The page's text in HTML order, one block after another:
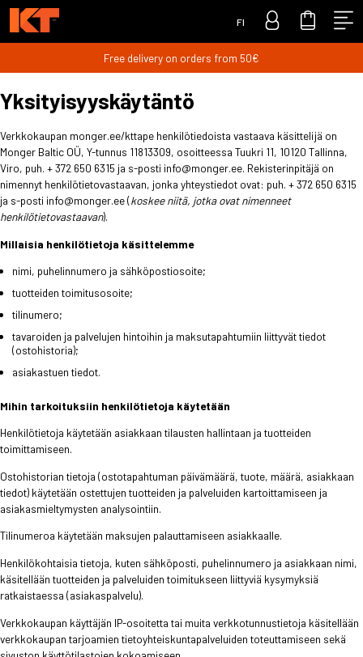
FI
Free delivery on orders from 50€
Yksityisyyskäytäntö
Verkkokaupan monger.ee/kttape henkilötiedoista vastaava käsittelijä on
Monger Baltic OÜ, Y-tunnus 11813309, osoitteessa Tuukri 11, 10120 Tallinna,
Viro, puh. + 372 650 6315 ja s-posti info@monger.ee. Rekisterinpitäjä on
nimennyt henkilötietovastaavan, jonka yhteystiedot ovat: puh. + 372 650 6315
ja s-posti info@monger.ee (koskee niitä, jotka ovat nimenneet
henkilötietovastaavan).
Millaisia henkilötietoja käsittelemme
nimi, puhelinnumero ja sähköpostiosoite;
tuotteiden toimitusosoite;
tilinumero;
tavaroiden ja palvelujen hintoihin ja maksutapahtumiin liittyvät tiedot
(ostohistoria);
asiakastuen tiedot.
Mihin tarkoituksiin henkilötietoja käytetään
Henkilötietoja käytetään asiakkaan tilausten hallintaan ja tuotteiden
toimittamiseen.
Ostohistorian tietoja (ostotapahtuman päivämäärä, tuote, määrä, asiakkaan
tiedot) käytetään ostettujen tuotteiden ja palveluiden kartoittamiseen ja
asiakasmieltymysten analysointiin.
Tilinumeroa käytetään maksujen palauttamiseen asiakkaalle.
Henkilökohtaisia tietoja, kuten sähköposti, puhelinnumero ja asiakkaan nimi,
käsitellään tuotteiden ja palveluiden toimitukseen liittyviä kysymyksiä
ratkaistaessa (asiakaspalvelu).
Verkkokaupan käyttäjän IP-osoitetta tai muita verkkotunnustietoja käsitellään
verkkokaupan tarjoamien tietoyhteiskuntapalveluiden toteuttamiseen sekä